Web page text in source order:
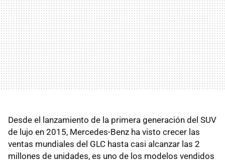
Desde el lanzamiento de la primera generación del SUV
de lujo en 2015, Mercedes-Benz ha visto crecer las
ventas mundiales del GLC hasta casi alcanzar las 2
millones de unidades, es uno de los modelos vendidos